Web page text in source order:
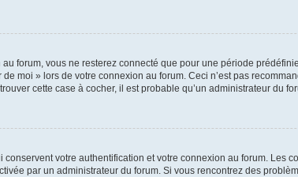
forum, vous ne resterez connecté que pour une période
moi » lors de votre connexion au forum. Ceci n’est pas
cette case à cocher, il est probable qu’un administrateur du
votre authentification et votre connexion au forum. Les
par un administrateur du forum. Si vous rencontrez des